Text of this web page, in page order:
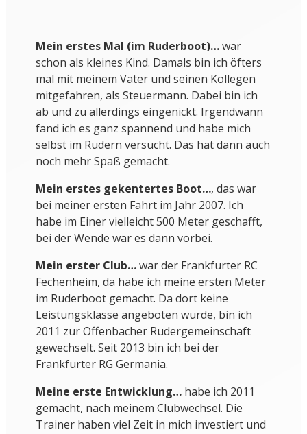
Mein erstes Mal (im Ruderboot)…war
schon als kleines Kind. Damals bin ich öfters
mal mit meinem Vater und seinen Kollegen
mitgefahren, als Steuermann. Dabei bin ich
ab und zu allerdings eingenickt. Irgendwann
fand ich es ganz spannend und habe mich
selbst im Rudern versucht. Das hat dann auch
noch mehr Spaß gemacht.
Mein erstes gekentertes Boot…, das war
bei meiner ersten Fahrt im Jahr 2007. Ich
habe im Einer vielleicht 500 Meter geschafft,
bei der Wende war es dann vorbei.
Mein erster Club…war der Frankfurter RC
Fechenheim, da habe ich meine ersten Meter
im Ruderboot gemacht. Da dort keine
Leistungsklasse angeboten wurde, bin ich
2011 zur Offenbacher Rudergemeinschaft
gewechselt. Seit 2013 bin ich bei der
Frankfurter RG Germania.
Meine erste Entwicklung…habe ich 2011
gemacht, nach meinem Clubwechsel. Die
Trainer haben viel Zeit in mich investiert und